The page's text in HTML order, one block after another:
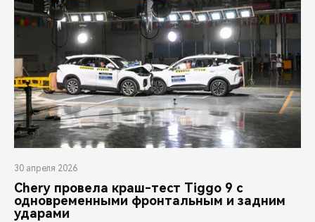
CHERY ДЛЯ ДЕТЕЙ
30 апреля 2026
Chery провела краш-тест Tiggo 9 с
одновременными фронтальным и задним
ударами